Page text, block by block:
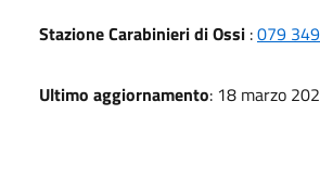
Stazione Carabinieri di Ossi :079
Ultimo aggiornamento: 18 marzo